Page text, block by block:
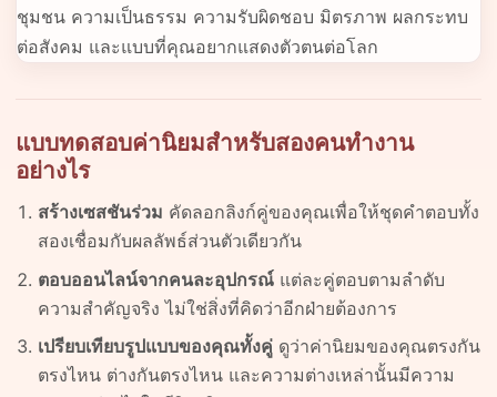
ชุมชน ความเป็นธรรม ความรับผิดชอบ มิตรภาพ ผลกระทบ
ต่อสังคม และแบบที่คุณอยากแสดงตัวตนต่อโลก
แบบทดสอบค่านิยมสำหรับสองคนทำงาน
อย่างไร
สร้างเซสชันร่วม คัดลอกลิงก์คู่ของคุณเพื่อให้ชุดคำตอบทั้ง
สองเชื่อมกับผลลัพธ์ส่วนตัวเดียวกัน
ตอบออนไลน์จากคนละอุปกรณ์ แต่ละคู่ตอบตามลำดับ
ความสำคัญจริง ไม่ใช่สิ่งที่คิดว่าอีกฝ่ายต้องการ
เปรียบเทียบรูปแบบของคุณทั้งคู่ ดูว่าค่านิยมของคุณตรงกัน
ตรงไหน ต่างกันตรงไหน และความต่างเหล่านั้นมีความ